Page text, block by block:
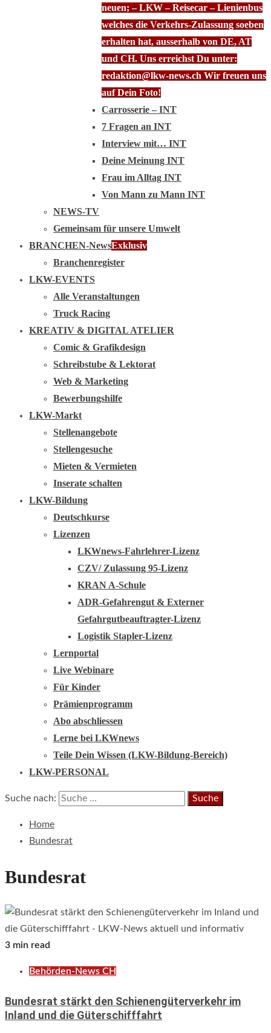
neuen; – LKW – Reisecar – Lienienbus
welches die Verkehrs-Zulassung soeben
erhalten hat, ausserhalb von DE, AT
und CH. Uns erreichst Du unter:
redaktion@lkw-news.ch Wir freuen uns
auf Dein Foto!
Carrosserie – INT
7 Fragen an INT
Interview mit… INT
Deine Meinung INT
Frau im Alltag INT
Von Mann zu Mann INT
NEWS-TV
Gemeinsam für unsere Umwelt
BRANCHEN-NewsExklusiv
Branchenregister
LKW-EVENTS
Alle Veranstaltungen
Truck Racing
KREATIV & DIGITAL ATELIER
Comic & Grafikdesign
Schreibstube & Lektorat
Web & Marketing
Bewerbungshilfe
LKW-Markt
Stellenangebote
Stellengesuche
Mieten & Vermieten
Inserate schalten
LKW-Bildung
Deutschkurse
Lizenzen
LKWnews-Fahrlehrer-Lizenz
CZV/ Zulassung 95-Lizenz
KRAN A-Schule
ADR-Gefahrengut & Externer
Gefahrgutbeauftragter-Lizenz
Logistik Stapler-Lizenz
Lernportal
Live Webinare
Für Kinder
Prämienprogramm
Abo abschliessen
Lerne bei LKWnews
Teile Dein Wissen (LKW-Bildung-Bereich)
LKW-PERSONAL
Suche nach:
Home
Bundesrat
Bundesrat
3 min read
Behörden-News CH
Bundesrat stärkt den Schienengüterverkehr im
Inland und die Güterschifffahrt